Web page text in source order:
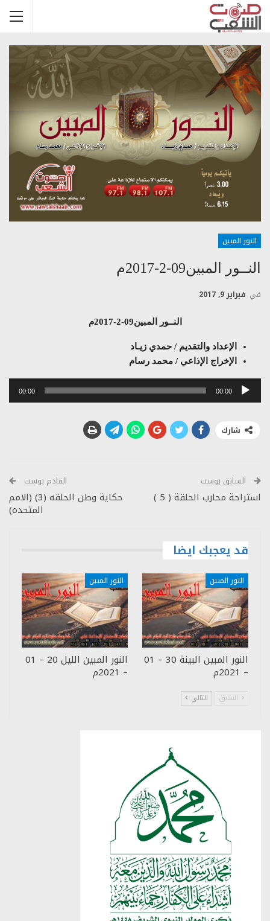
النور المبين
النــور المبين09-2-2017م
في فبراير 9, 2017
النــور المبين09-2-2017م
الإعداد والتقديم / حمدي زيـاد
الإخراج الإذاعي / محمد رسام
مشغل
00:00
00:00
شارك
السابق بوست
استراحة محارب الحلقة ( 5 )
القادم بوست
حكاية وطن الحلقه (3) (الامم
المتحده)
قد يعجبك ايضا
النور المبين
النور المبين البينة 30 – 01
– 2021م
النور المبين
النور المبين الليل 20 – 01
– 2021م
السابق التالي